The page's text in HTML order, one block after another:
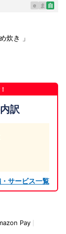
e ま 自
炊き 」
訳
サービス一覧
Pay